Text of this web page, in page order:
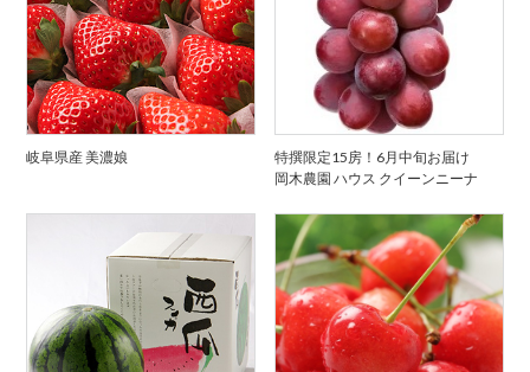
岐阜県産 美濃娘
特撰限定15房！6月中旬お届け
岡木農園 ハウス クイーンニーナ